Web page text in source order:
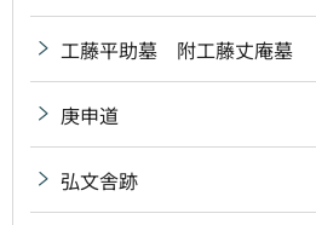
工藤平助墓 附工藤丈庵墓
庚申道
弘文舎跡